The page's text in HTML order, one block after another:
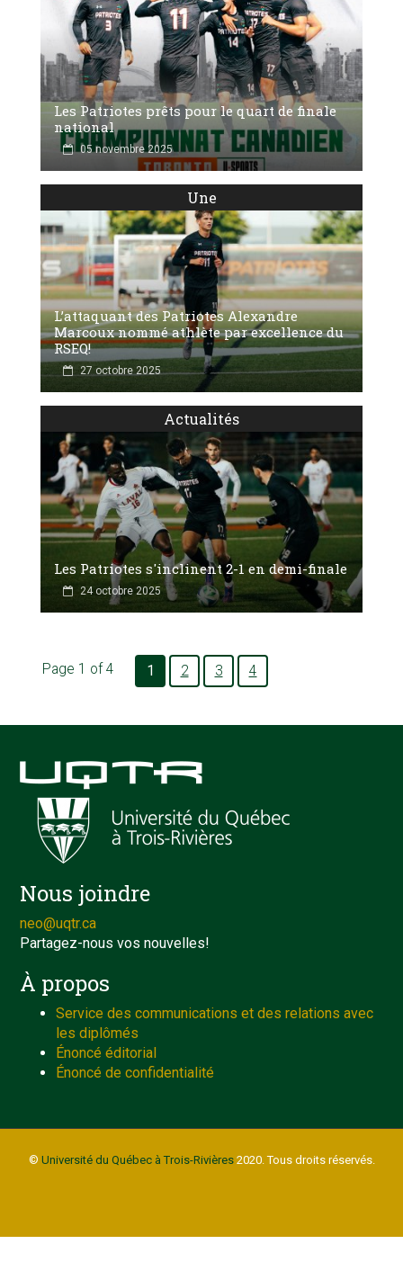
Les Patriotes prêts pour le quart de finale
national
05 novembre 2025
Une
L’attaquant des Patriotes Alexandre
Marcoux nommé athlète par excellence du
RSEQ!
27 octobre 2025
Actualités
Les Patriotes s'inclinent 2-1 en demi-finale
24 octobre 2025
Page 1 of 4 1 2 3 4
Nous joindre
neo@uqtr.ca
Partagez-nous vos nouvelles!
À propos
Service des communications et des relations avec
les diplômés
Énoncé éditorial
Énoncé de confidentialité
© Université du Québec à Trois-Rivières2020. Tous droits réservés.